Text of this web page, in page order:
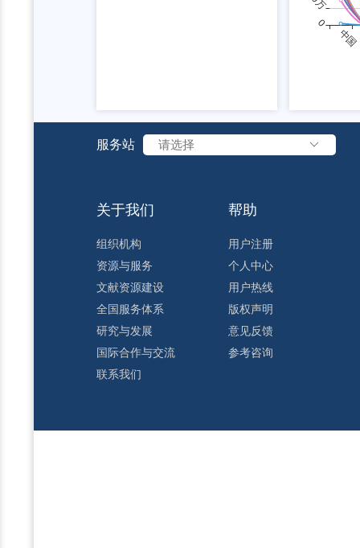
服务站 请选择
关于我们
组织机构
资源与服务
文献资源建设
全国服务体系
研究与发展
国际合作与交流
联系我们
帮助
用户注册
个人中心
用户热线
版权声明
意见反馈
参考咨询